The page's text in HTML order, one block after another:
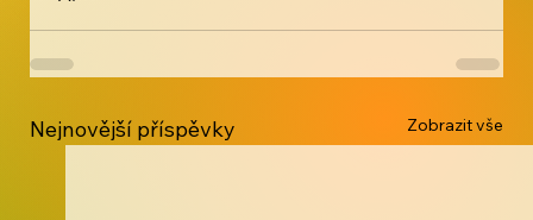
Nejnovější příspěvky Zobrazit vše